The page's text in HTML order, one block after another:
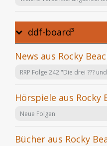
ddf-board³
News aus Rocky
Hörspiele aus Rocky
Neue Folgen
Bücher aus Rocky